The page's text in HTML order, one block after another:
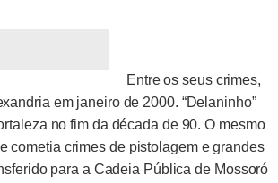
Entre os seus crimes,
em janeiro de 2000. “Delaninho”
no fim da década de 90. O mesmo
cometia crimes de pistolagem e grandes
para a Cadeia Pública de Mossoró